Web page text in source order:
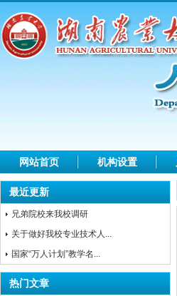
网站首页 机构设置
最近更新
兄弟院校来我校调研
关于做好我校专业技术人...
国家“万人计划”教学名...
热门文章